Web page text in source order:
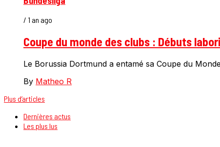
/ 1 an ago
Coupe du monde des clubs : Débuts
Le Borussia Dortmund a entamé sa Coupe du
By Matheo R
Plus d’articles
Dernières actus
Les plus lus